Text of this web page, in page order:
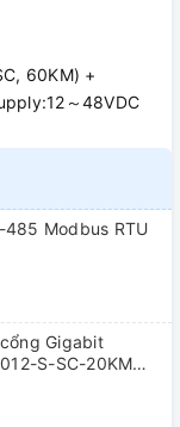
60KM) +
～48VDC
Modbus RTU
Gigabit
S-SC-20KM